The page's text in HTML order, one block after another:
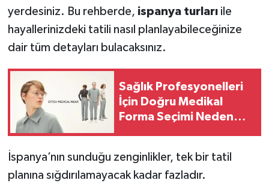
yerdesiniz. Bu rehberde, ispanya turlarıile
hayallerinizdeki tatili nasıl planlayabileceğinize
dair tüm detayları bulacaksınız.
Sağlık Profesyonelleri
İçin Doğru Medikal
Forma Seçimi Neden
İspanya’nın sunduğu zenginlikler, tek bir tatil
planına sığdırılamayacak kadar fazladır.